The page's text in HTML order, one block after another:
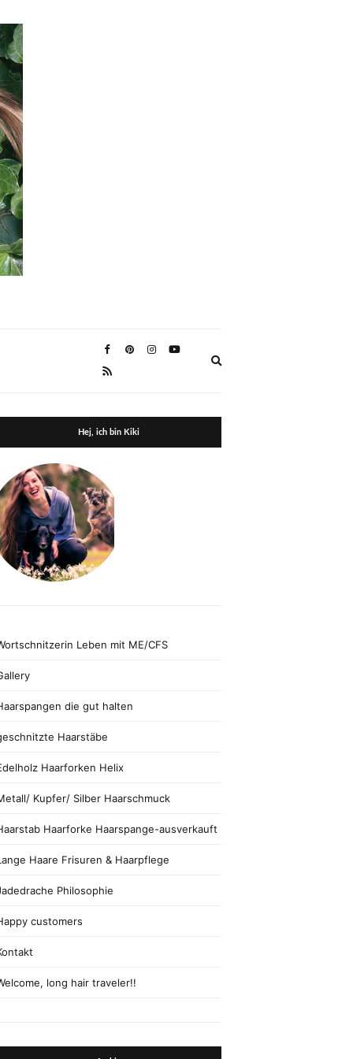
Hej, ich bin Kiki
Leben mit ME/CFS
die gut halten
Haarstäbe
Haarforken Helix
Kupfer/ Silber Haarschmuck
Haarforke Haarspange-ausverkauft
Haare Frisuren & Haarpflege
Philosophie
customers
long hair traveler!!